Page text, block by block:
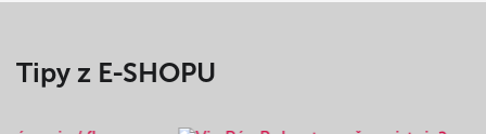
Tipy z E-SHOPU